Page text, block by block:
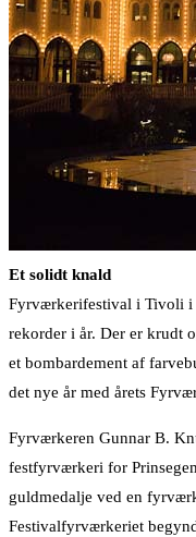
Et solidt knald
Fyrværkerifestival i Tivoli i
rekorder i år. Der er krudt
et bombardement af
det nye år med årets
Fyrværkeren Gunnar B.
festfyrværkeri for
guldmedalje ved en
Festivalfyrværkeriet